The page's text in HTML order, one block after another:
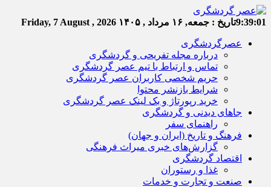
9:39:02تاریخ : جمعه, ۱۶ مرداد , ۱۴۰۵ Friday, 7 August , 2026
عصرگردشگری
درباره مجله تفریحی و گردشگری
تماس و ارتباط با تیم عصر گردشگری
حریم شخصی کاربران عصر گردشگری
شرایط بازنشر محتوا
خرید رپورتاژ و بک لینک عصر گردشگری
جاهای دیدنی و گردشگری
راهنمای سفر
فرهنگ و تاریخ (ایران و جهان)
گزارش‌های خبری میراث فرهنگی
اقتصاد گردشگری
غذا و رستوران
صنعت و تجارت و خدمات